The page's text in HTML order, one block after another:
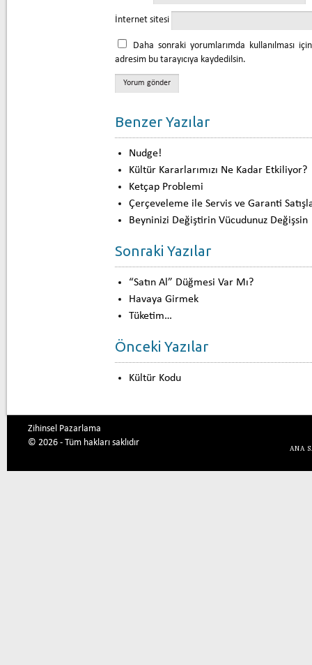
İnternet sitesi
Daha sonraki yorumlarımda kullanılması
adresim bu tarayıcıya kaydedilsin.
Benzer Yazılar
Nudge!
Kültür Kararlarımızı Ne Kadar Etkiliyor?
Ketçap Problemi
Çerçeveleme ile Servis ve Garanti
Beyninizi Değiştirin Vücudunuz Değişsin
Sonraki Yazılar
“Satın Al” Düğmesi Var Mı?
Havaya Girmek
Tüketim…
Önceki Yazılar
Kültür Kodu
Zihinsel Pazarlama
© 2026 - Tüm hakları saklıdır
ANA